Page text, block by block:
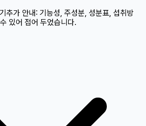
추가 안내: 기능성, 주성분, 성분표, 섭취방
있어 접어 두었습니다.